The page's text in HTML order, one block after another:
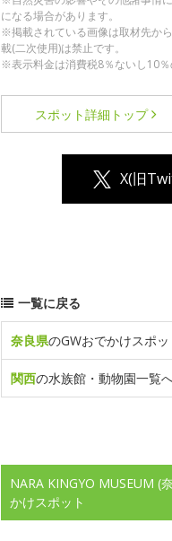
になる場合があります。
※掲載されている画像は取材先か
載(二次使用)は禁止です。
※表示料金は消費税8％ないし10％
スポット詳細 トップ
X(旧
一覧に戻る
奈良県のGWおでかけスポ
関西の水族館・動物園一覧
NARA KINGYO MUSEUM (
かけスポット